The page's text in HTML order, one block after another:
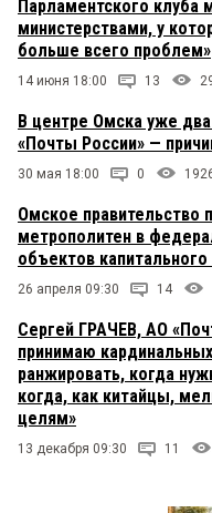
Парламентского клуба
министерствами, у
больше всего проблем»
14 июня 18:00 13
В центре Омска уже
«Почты России» —
30 мая 18:00 0
Омское правительство
метрополитен в
объектов
26 апреля 09:30 14
Сергей ГРАЧЕВ, АО
принимаю
ранжировать, когда
когда, как китайцы,
целям»
13 декабря 09:30 11